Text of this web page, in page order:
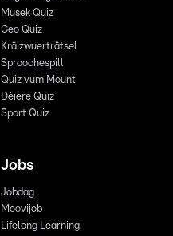
Musek Quiz
Geo Quiz
Kräizwuerträtsel
Sproochespill
Quiz vum Mount
Déiere Quiz
Sport Quiz
Jobs
Jobdag
Moovijob
Lifelong Learning